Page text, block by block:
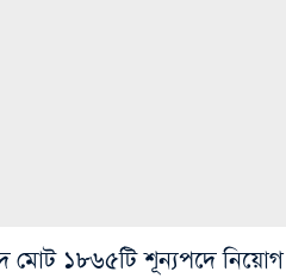
১৮৬৫টি শূন্যপদে নিয়োগ